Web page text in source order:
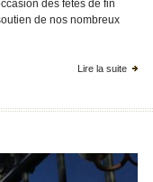
des fêtes de fin
de nos nombreux
Lire la suite